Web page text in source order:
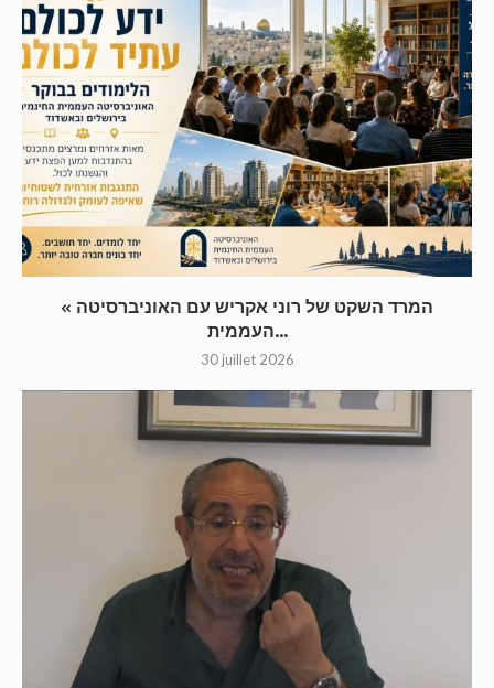
« המרד השקט של רוני אקריש עם האוניברסיטה
העממית...
30 juillet 2026